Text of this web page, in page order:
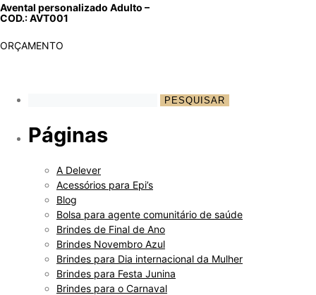
Avental personalizado Adulto –
COD.: AVT001
ORÇAMENTO
Páginas
A Delever
Acessórios para Epi’s
Blog
Bolsa para agente comunitário de saúde
Brindes de Final de Ano
Brindes Novembro Azul
Brindes para Dia internacional da Mulher
Brindes para Festa Junina
Brindes para o Carnaval